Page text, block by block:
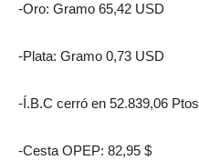
-Oro: Gramo 65,42 USD
-Plata: Gramo 0,73 USD
-Í.B.C cerró en 52.839,06 Ptos
-Cesta OPEP: 82,95 $